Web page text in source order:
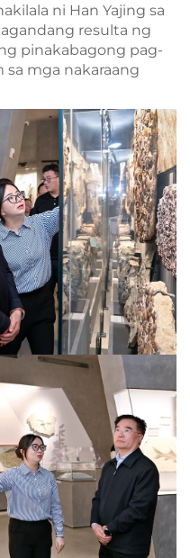
ni Han Yajing sa
resulta ng
pinakabagong pag-
sa mga nakaraang